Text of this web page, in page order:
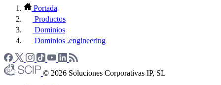
Portada
Productos
Dominios
Dominios .engineering
© 2026 Soluciones Corporativas IP, SL